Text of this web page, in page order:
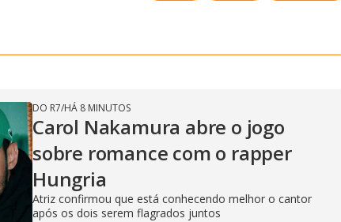
DO R7/HÁ 8 MINUTOS
Carol Nakamura abre o jogo
sobre romance com o rapper
Hungria
Atriz confirmou que está conhecendo melhor o cantor
após os dois serem flagrados juntos